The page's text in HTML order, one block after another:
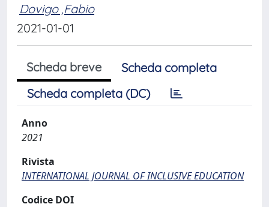
Dovigo ,Fabio
2021-01-01
Scheda breve
Scheda completa
Scheda completa (DC)
Anno
2021
Rivista
INTERNATIONAL JOURNAL OF INCLUSIVE EDUCATION
Codice DOI